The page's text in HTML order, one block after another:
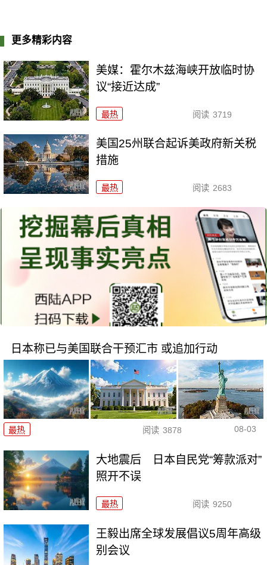
更多精彩内容
美媒：霍尔木兹海峡开放临时协
议“接近达成”
最热 阅读 3719
美国25州联合起诉美政府新关税
措施
最热 阅读 2683
日本称已与美国联合干预汇市 或追加行动
最热 阅读 3878 08-03
大地震后 日本自民党“筹款派对”
照开不误
最热 阅读 9250
王毅出席全球发展倡议5周年高级
别会议